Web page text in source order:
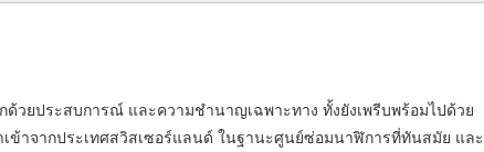
วยประสบการณ์ และความชำนาญเฉพาะทาง ทั้งยังเพรีบพร้อมไปด้วย
ข้าจากประเทศสวิสเซอร์แลนด์ ในฐานะศูนย์ซ่อมนาฬิการที่ทันสมัย และ